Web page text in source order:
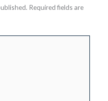
Required fields are